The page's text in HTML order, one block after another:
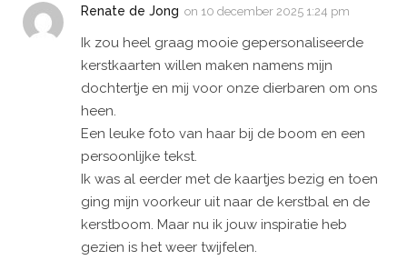
Renate de Jong on 10 december 2025 1:24 pm
Ik zou heel graag mooie gepersonaliseerde
kerstkaarten willen maken namens mijn
dochtertje en mij voor onze dierbaren om ons
heen.
Een leuke foto van haar bij de boom en een
persoonlijke tekst.
Ik was al eerder met de kaartjes bezig en toen
ging mijn voorkeur uit naar de kerstbal en de
kerstboom. Maar nu ik jouw inspiratie heb
gezien is het weer twijfelen.